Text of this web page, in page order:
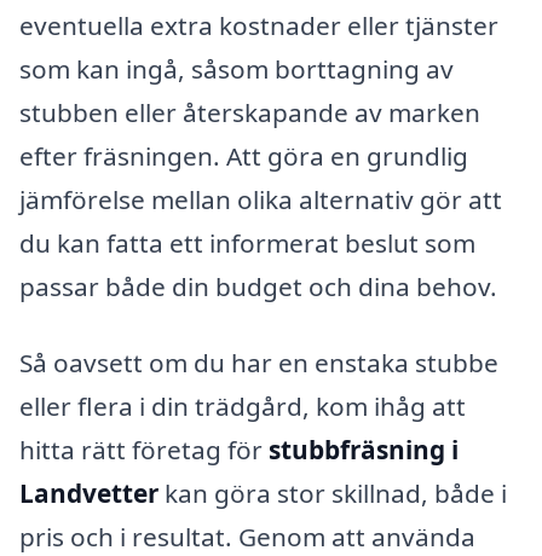
eventuella extra kostnader eller tjänster
som kan ingå, såsom borttagning av
stubben eller återskapande av marken
efter fräsningen. Att göra en grundlig
jämförelse mellan olika alternativ gör att
du kan fatta ett informerat beslut som
passar både din budget och dina behov.
Så oavsett om du har en enstaka stubbe
eller flera i din trädgård, kom ihåg att
hitta rätt företag för stubbfräsning i
Landvetter kan göra stor skillnad, både i
pris och i resultat. Genom att använda